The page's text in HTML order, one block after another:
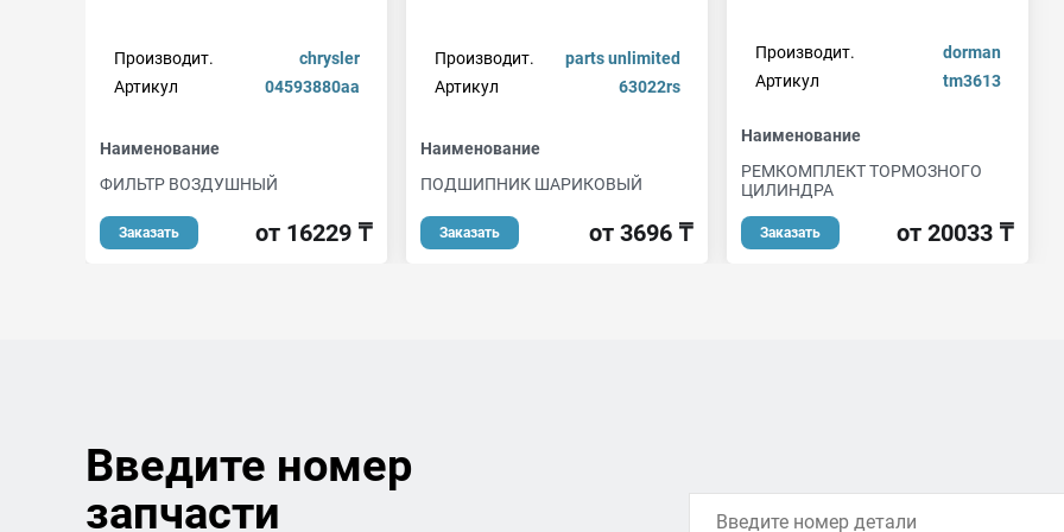
Производит.
chrysler
Артикул
04593880aa
Наименование
ФИЛЬТР ВОЗДУШНЫЙ
Заказать от 16229 ₸
Производит.
parts unlimited
Артикул
63022rs
Наименование
ПОДШИПНИК ШАРИКОВЫЙ
Заказать от 3696 ₸
Производит.
dorman
Артикул
tm3613
Наименование
РЕМКОМПЛЕКТ ТОРМОЗНОГО
ЦИЛИНДРА
Заказать от 20033 ₸
Введите номер
запчасти